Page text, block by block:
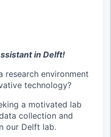
in Delft!
research environment
technology?
a motivated lab
collection and
our Delft lab.